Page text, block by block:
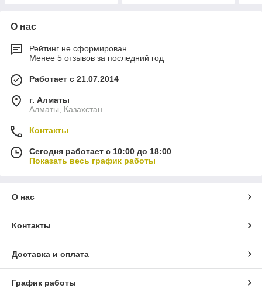
О нас
Рейтинг не сформирован
Менее 5 отзывов за последний год
Работает с 21.07.2014
г. Алматы
Алматы, Казахстан
Контакты
Сегодня работает с 10:00 до 18:00
Показать весь график работы
О нас
Контакты
Доставка и оплата
График работы